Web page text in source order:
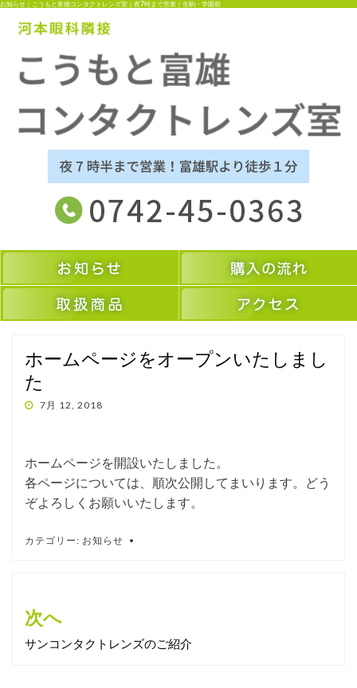
お知らせ｜こうもと富雄コンタクトレンズ室｜夜7時まで営業｜生駒・学園前
ホームページをオープンいたしまし
た
投 7月 12, 2018
ホームページを開設いたしました。
各ページについては、順次公開してまいります。どう
ぞよろしくお願いいたします。
カテゴリー: お知らせ
稿
ナ
次へ
サンコンタクトレンズのご紹介